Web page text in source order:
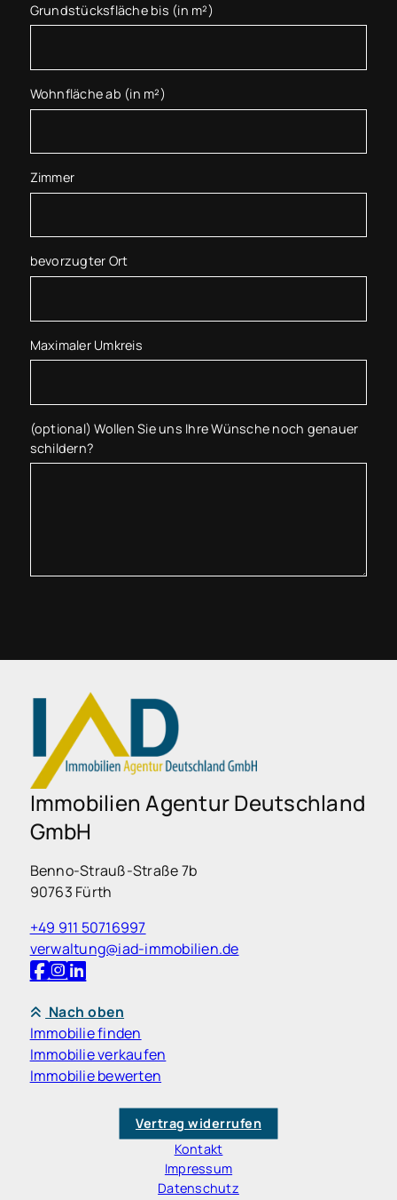
Grundstücksfläche bis (in m²)
Wohnfläche ab (in m²)
Zimmer
bevorzugter Ort
Maximaler Umkreis
(optional) Wollen Sie uns Ihre Wünsche noch genauer
schildern?
Immobilien Agentur Deutschland
GmbH
Benno-Strauß-Straße 7b
90763 Fürth
+49 911 50716997
verwaltung@iad-immobilien.de
Nach oben
Immobilie finden
Immobilie verkaufen
Immobilie bewerten
Vertrag widerrufen
Kontakt
Impressum
Datenschutz